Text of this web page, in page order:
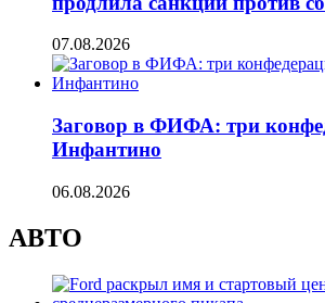
07.08.2026
Заговор в ФИФА: три
Инфантино
06.08.2026
АВТО